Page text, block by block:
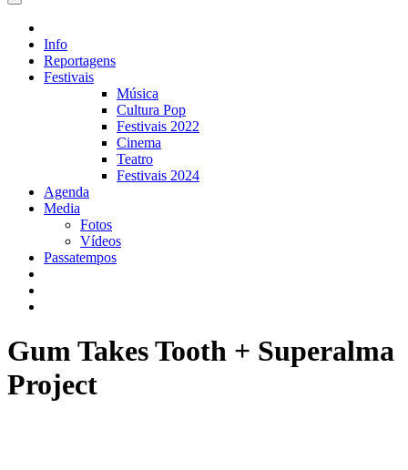
Info
Reportagens
Festivais
Música
Cultura Pop
Festivais 2022
Cinema
Teatro
Festivais 2024
Agenda
Media
Fotos
Vídeos
Passatempos
Gum Takes Tooth + Superalma
Project